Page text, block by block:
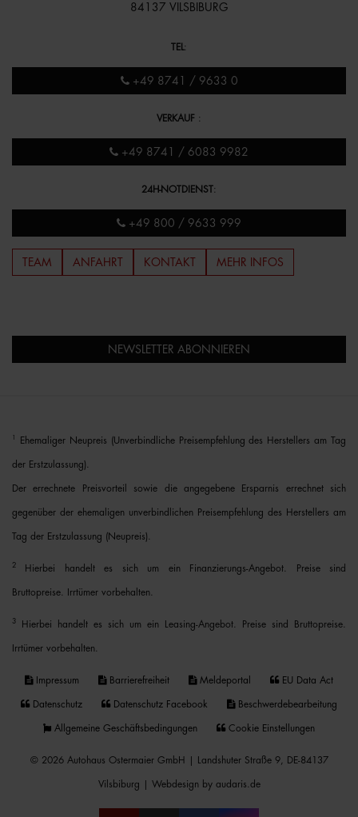
84137 VILSBIBURG
TEL :
+49 8741 / 9633 0
VERKAUF :
+49 8741 / 6083 9982
24H-NOTDIENST:
+49 800 / 9633 999
TEAM ANFAHRT KONTAKT MEHR INFOS
NEWSLETTER ABONNIEREN
Ehemaliger Neupreis (Unverbindliche Preisempfehlung des Herstellers am Tag
der Erstzulassung).
Der errechnete Preisvorteil sowie die angegebene Ersparnis errechnet sich
gegenüber der ehemaligen unverbindlichen Preisempfehlung des Herstellers am
Tag der Erstzulassung (Neupreis).
2 Hierbei handelt es sich um ein Finanzierungs-Angebot. Preise sind
Bruttopreise. Irrtümer vorbehalten.
3 Hierbei handelt es sich um ein Leasing-Angebot. Preise sind Bruttopreise.
Irrtümer vorbehalten.
Impressum Barrierefreiheit Meldeportal EU Data Act
Datenschutz Datenschutz Facebook Beschwerdebearbeitung
Allgemeine Geschäftsbedingungen Cookie Einstellungen
© 2026 Autohaus Ostermaier GmbH | Landshuter Straße 9, DE-84137
Vilsbiburg | Webdesign by audaris.de